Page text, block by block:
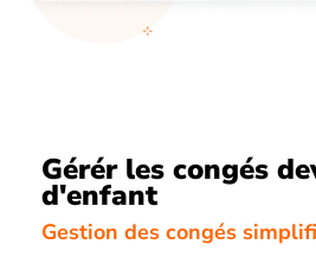
Gérér les congés
d'enfant
Gestion des congés